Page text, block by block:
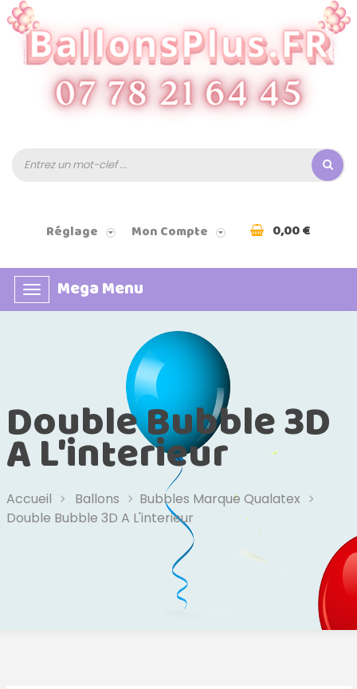
Réglage Mon Compte 0,00 €
Basculer
la
Mega Menu
Double Bubble 3D
A L'interieur
Accueil Ballons
Bubbles Marque Qualatex
Double Bubble 3D A L'interieur